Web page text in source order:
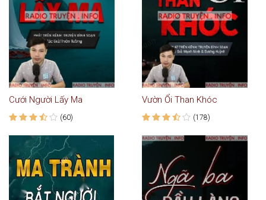
Cưới Người Lấy Ma
(60)
Vườn Ổi Than Khóc
(178)